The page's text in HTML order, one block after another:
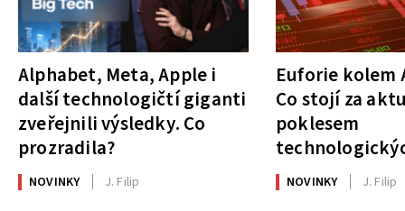
Alphabet, Meta, Apple i
další technologičtí giganti
zveřejnili výsledky. Co
prozradila?
NOVINKY J. Filip
Euforie kolem
Co stojí za
poklesem
NOVINKY J. Filip